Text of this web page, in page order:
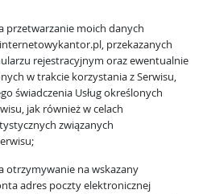
przetwarzanie moich danych
przekazanych
rejestracyjnym oraz ewentualnie
w trakcie korzystania z Serwisu,
świadczenia Usług określonych
jak również w celach
związanych
otrzymywanie na wskazany
adres poczty elektronicznej